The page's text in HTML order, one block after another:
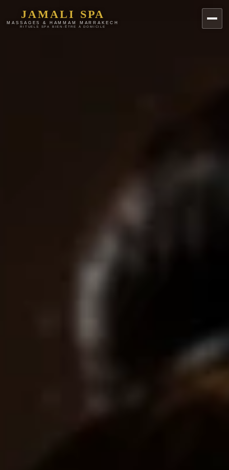
JAMALI SPA
MASSAGES & HAMMAM MARRAKECH
RITUELS SPA BIEN-ÊTRE À DOMICILE